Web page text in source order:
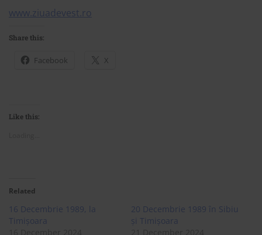
www.ziuadevest.ro
Share this:
Facebook X
Like this:
Related
16 Decembrie 1989, la
Timișoara
20 Decembrie 1989 în Sibiu
și Timișoara